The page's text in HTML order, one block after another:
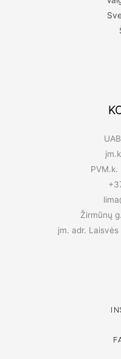
PVM.k.
Žirmūnų
įm. adr.